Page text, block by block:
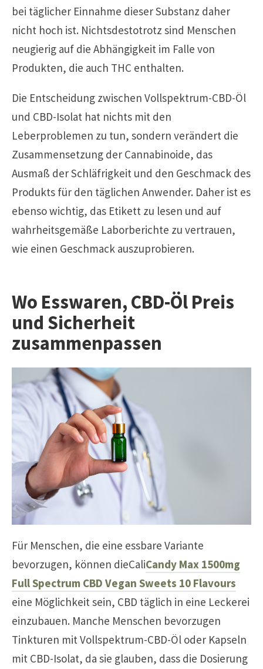
bei täglicher Einnahme dieser Substanz daher
nicht hoch ist. Nichtsdestotrotz sind Menschen
neugierig auf die Abhängigkeit im Falle von
Produkten, die auch THC enthalten.
Die Entscheidung zwischen Vollspektrum-CBD-Öl
und CBD-Isolat hat nichts mit den
Leberproblemen zu tun, sondern verändert die
Zusammensetzung der Cannabinoide, das
Ausmaß der Schläfrigkeit und den Geschmack des
Produkts für den täglichen Anwender. Daher ist es
ebenso wichtig, das Etikett zu lesen und auf
wahrheitsgemäße Laborberichte zu vertrauen,
wie einen Geschmack auszuprobieren.
Wo Esswaren,CBD-Öl Preis
und Sicherheit
zusammenpassen
Für Menschen, die eine essbare Variante
bevorzugen, können dieCaliCandy Max 1500mg
Full Spectrum CBD Vegan Sweets 10 Flavours
eine Möglichkeit sein, CBD täglich in eine Leckerei
einzubauen. Manche Menschen bevorzugen
Tinkturen mit Vollspektrum-CBD-Öl oder Kapseln
mit CBD-Isolat, da sie glauben, dass die Dosierung